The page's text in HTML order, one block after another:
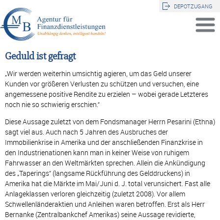
DEPOTZUGANG
Geduld ist gefragt
„Wir werden weiterhin umsichtig agieren, um das Geld unserer
Kunden vor größeren Verlusten zu schützen und versuchen, eine
angemessene positive Rendite zu erzielen – wobei gerade Letzteres
noch nie so schwierig erschien.“
Diese Aussage zuletzt von dem Fondsmanager Herrn Pesarini (Ethna)
sagt viel aus. Auch nach 5 Jahren des Ausbruches der
Immobilienkrise in Amerika und der anschließenden Finanzkrise in
den Industrienationen kann man in keiner Weise von ruhigem
Fahrwasser an den Weltmärkten sprechen. Allein die Ankündigung
des „Taperings“ (langsame Rückführung des Gelddruckens) in
Amerika hat die Märkte im Mai/Juni d. J. total verunsichert. Fast alle
Anlageklassen verloren gleichzeitig (zuletzt 2008). Vor allem
Schwellenländeraktien und Anleihen waren betroffen. Erst als Herr
Bernanke (Zentralbankchef Amerikas) seine Aussage revidierte,